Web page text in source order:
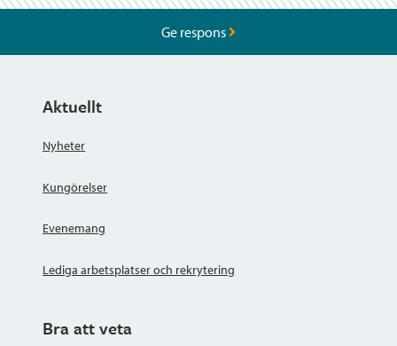
Ge respons
Aktuellt
Nyheter
Kungörelser
Evenemang
Lediga arbetsplatser och rekrytering
Bra att veta